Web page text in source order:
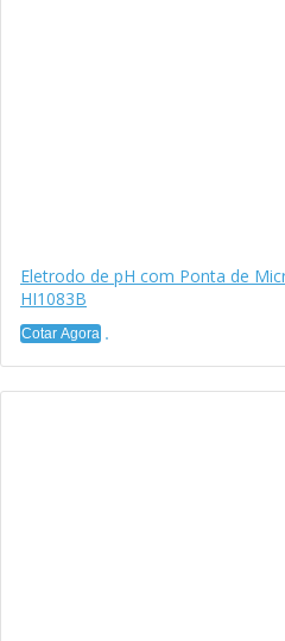
Eletrodo de pH com Ponta de
HI1083B
Cotar Agora